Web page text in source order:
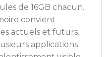
de 16GB chacun.
convient
actuels et futurs.
applications